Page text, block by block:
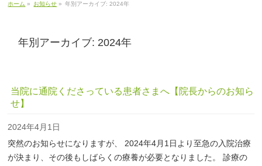
ホーム » お知らせ » 年別アーカイブ: 2024年
年別アーカイブ: 2024年
当院に通院くださっている患者さまへ【院長からのお知ら
せ】
2024年4月1日
突然のお知らせになりますが、 2024年4月1日より至急の入院治療
が決まり、その後もしばらくの療養が必要となりました。 診療の